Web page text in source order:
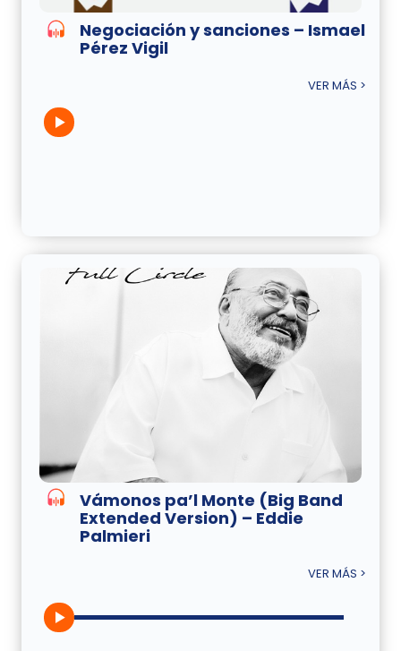
Negociación y sanciones – Ismael
Pérez Vigil
VER MÁS >
Vámonos pa’l Monte (Big Band
Extended Version) – Eddie
Palmieri
VER MÁS >